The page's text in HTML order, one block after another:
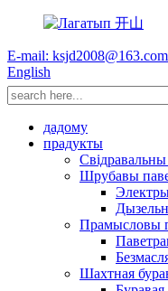
E-mail: ksjd2008@163.com
English
дадому
прадукты
Шрубавы
Прамысловы
Шахтная